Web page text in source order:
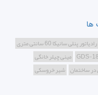
ها
رادیاتور پنلی سانیکا 60 سانتی متری
مینی چیلر خانگی
در ساختمان شیر خروسکی